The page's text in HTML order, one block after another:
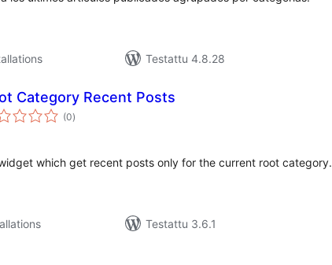
Testattu 4.8.28
Category Recent Posts
(0arvosanat
yhteensä
)
which get recent posts only for the current root category.
Testattu 3.6.1